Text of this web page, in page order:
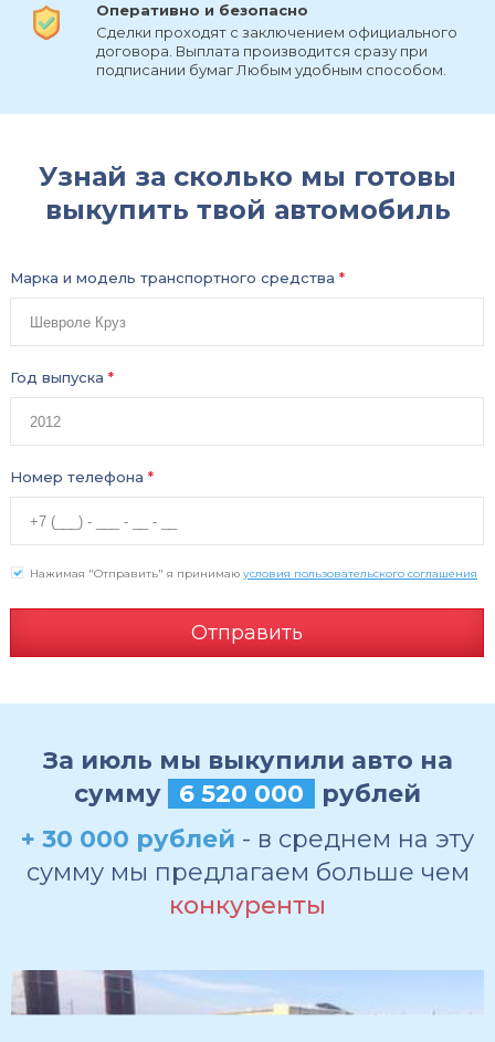
Оперативно и безопасно
Сделки проходят с заключением официального
договора. Выплата производится сразу при
подписании бумаг Любым удобным способом.
Узнай за сколько мы готовы
выкупить твой автомобиль
Марка и модель транспортного средства *
Год выпуска *
Номер телефона *
Отправить
Нажимая "Отправить" я принимаю условия пользовательского соглашения
За июль мы выкупили авто на
сумму
6 520 000
рублей
+ 30 000 рублей - в среднем на эту
сумму мы предлагаем больше чем
конкуренты